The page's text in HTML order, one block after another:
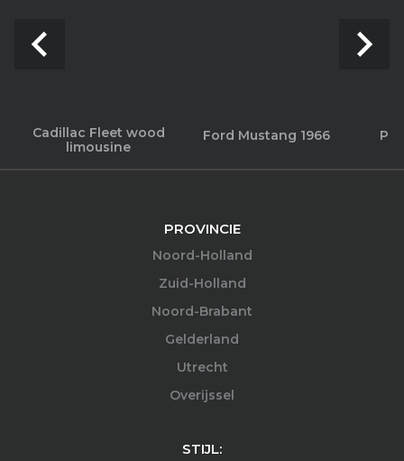
Cadillac Fleet wood
limousine
Ford Mustang 1966
navigate_before navigate_next
PROVINCIE
Noord-Holland
Zuid-Holland
Noord-Brabant
Gelderland
Utrecht
Overijssel
STIJL: